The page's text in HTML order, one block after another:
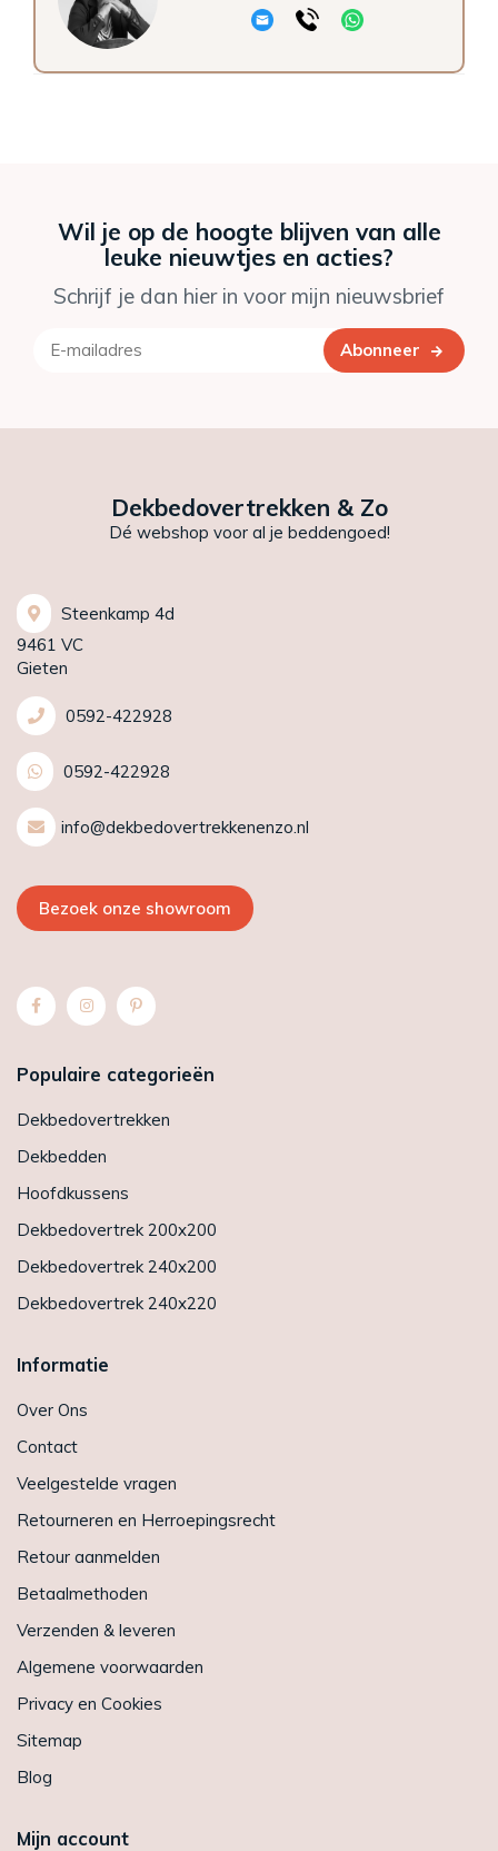
Wil je op de hoogte blijven van alle
leuke nieuwtjes en acties?
Schrijf je dan hier in voor mijn nieuwsbrief
Abonneer
Dekbedovertrekken & Zo
Dé webshop voor al je beddengoed!
Steenkamp 4d
9461 VC
Gieten
0592-422928
0592-422928
info@dekbedovertrekkenenzo.nl
Bezoek onze showroom
Populaire categorieën
Dekbedovertrekken
Dekbedden
Hoofdkussens
Dekbedovertrek 200x200
Dekbedovertrek 240x200
Dekbedovertrek 240x220
Informatie
Over Ons
Contact
Veelgestelde vragen
Retourneren en Herroepingsrecht
Retour aanmelden
Betaalmethoden
Verzenden & leveren
Algemene voorwaarden
Privacy en Cookies
Sitemap
Blog
Mijn account